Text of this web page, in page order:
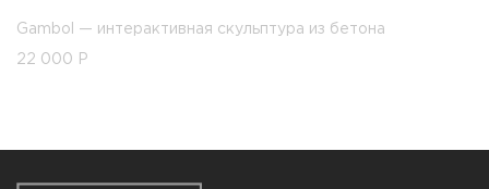
Gambol — интерактивная скульптура из бетона
22 000 Р